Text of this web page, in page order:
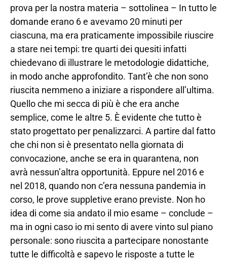
prova per la nostra materia – sottolinea – In tutto le
domande erano 6 e avevamo 20 minuti per
ciascuna, ma era praticamente impossibile riuscire
a stare nei tempi: tre quarti dei quesiti infatti
chiedevano di illustrare le metodologie didattiche,
in modo anche approfondito. Tant’è che non sono
riuscita nemmeno a iniziare a rispondere all’ultima.
Quello che mi secca di più è che era anche
semplice, come le altre 5. È evidente che tutto è
stato progettato per penalizzarci. A partire dal fatto
che chi non si è presentato nella giornata di
convocazione, anche se era in quarantena, non
avrà nessun’altra opportunità. Eppure nel 2016 e
nel 2018, quando non c’era nessuna pandemia in
corso, le prove suppletive erano previste. Non ho
idea di come sia andato il mio esame – conclude –
ma in ogni caso io mi sento di avere vinto sul piano
personale: sono riuscita a partecipare nonostante
tutte le difficoltà e sapevo le risposte a tutte le